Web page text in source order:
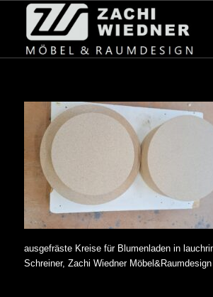
ausgefräste Kreise für Blumenladen in
Schreiner, Zachi Wiedner Möbel&Raumdesign